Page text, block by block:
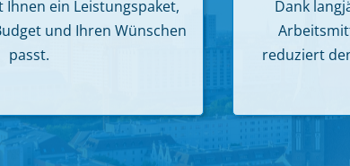
ein Leistungspaket,
und Ihren Wünschen
passt.
Dank
reduziert